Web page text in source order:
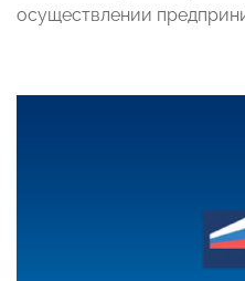
осуществлении